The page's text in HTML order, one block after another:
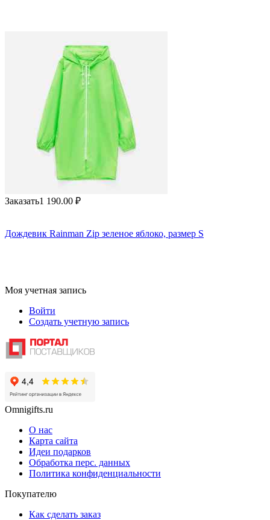
Заказать1 190.00 ₽
Дождевик Rainman Zip зеленое яблоко, размер S
Моя учетная запись
Войти
Создать учетную запись
Omnigifts.ru
О нас
Карта сайта
Идеи подарков
Обработка перс. данных
Политика конфиденциальности
Покупателю
Как сделать заказ